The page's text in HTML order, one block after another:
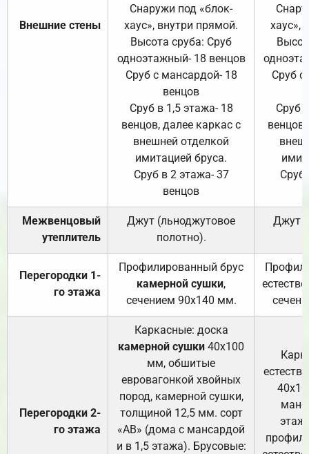
Внешние стены
Снаружи под «блок-
хаус», внутри прямой.
Высота сруба: Сруб
одноэтажный- 18 венцов
Сруб с мансардой- 18
венцов
Сруб в 1,5 этажа- 18
венцов, далее каркас с
внешней отделкой
имитацией бруса.
Сруб в 2 этажа- 37
венцов
хаус»,
Сруб с
Сруб
Сруб
Межвенцовый
утеплитель
Джут (льноджутовое
полотно).
Джут
Перегородки 1-
го этажа
Профилированный брус
камерной сушки,
сечением 90х140 мм.
Перегородки 2-
го этажа
Каркасные: доска
камерной сушки 40х100
мм, обшитые
евровагонкой хвойных
пород, камерной сушки,
толщиной 12,5 мм. сорт
«АВ» (дома с мансардой
и в 1,5 этажа). Брусовые: